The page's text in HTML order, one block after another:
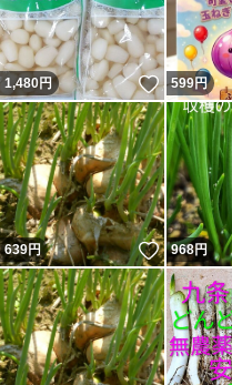
1,480円 いいね！
599円
639円 いいね！
968円